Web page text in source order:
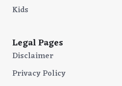
Kids
Legal Pages
Disclaimer
Privacy Policy